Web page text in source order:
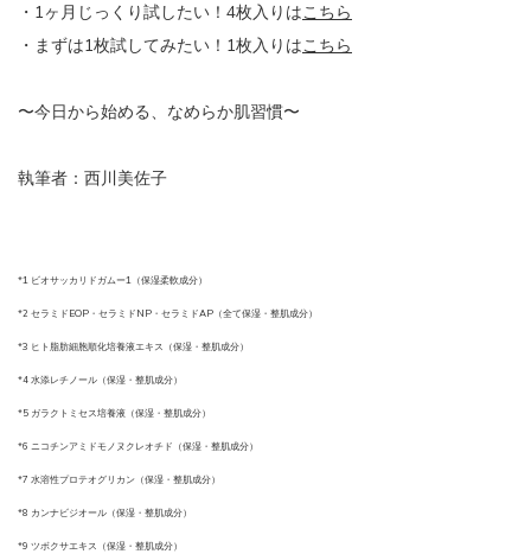
・1ヶ月じっくり試したい！4枚入りはこちら
・まずは1枚試してみたい！1枚入りはこちら
〜今日から始める、なめらか肌習慣〜
執筆者：西川美佐子
*1 ビオサッカリドガムー1（保湿柔軟成分）
*2 セラミドEOP・セラミドNP・セラミドAP（全て保湿・整肌成分）
*3 ヒト脂肪細胞順化培養液エキス（保湿・整肌成分）
*4 水添レチノール（保湿・整肌成分）
*5 ガラクトミセス培養液（保湿・整肌成分）
*6 ニコチンアミドモノヌクレオチド（保湿・整肌成分）
*7 水溶性プロテオグリカン（保湿・整肌成分）
*8 カンナビジオール（保湿・整肌成分）
*9 ツボクサエキス（保湿・整肌成分）